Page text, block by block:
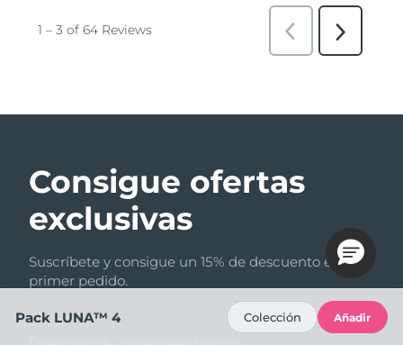
Consigue ofertas
exclusivas
Suscríbete y consigue un 15% de descuento en tu
primer pedido.
Pack LUNA™ 4 Colección Añadir